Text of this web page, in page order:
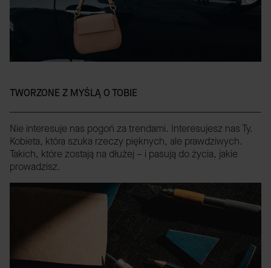
TWORZONE Z MYŚLĄ O TOBIE
Nie interesuje nas pogoń za trendami. Interesujesz nas Ty.
Kobieta, która szuka rzeczy pięknych, ale prawdziwych.
Takich, które zostają na dłużej – i pasują do życia, jakie
prowadzisz.